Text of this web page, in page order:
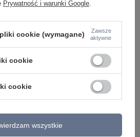
Prywatność i warunki Google.
cookie (wymagane)
Zawsze
aktywne
cookie
cookie
wszystkie